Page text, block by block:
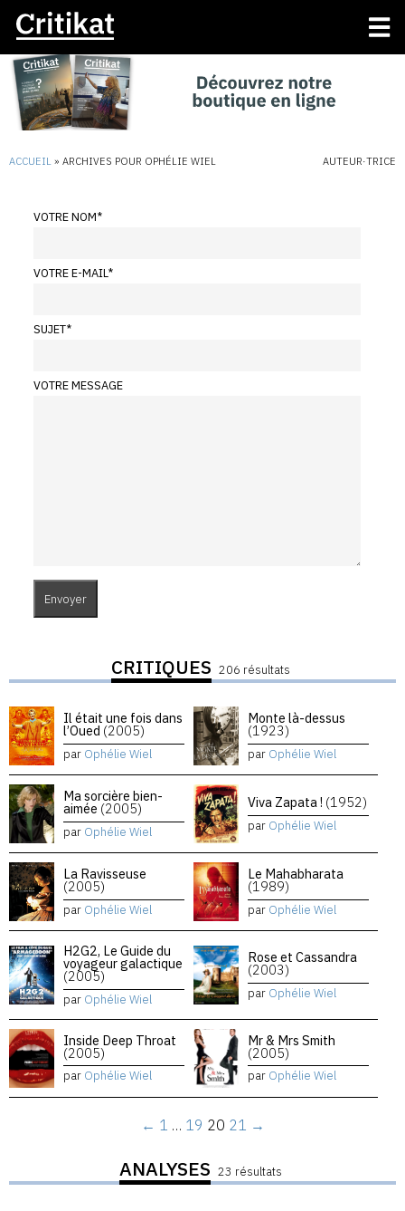
ACCUEIL » ARCHIVES POUR OPHÉLIE WIEL AUTEUR·TRICE
VOTRE NOM*
VOTRE E-MAIL*
SUJET*
VOTRE MESSAGE
CRITIQUES 206 résultats
Il était une fois dans
l’Oued (2005)
par Ophélie Wiel
Monte là-dessus
(1923)
par Ophélie Wiel
Ma sorcière bien-
aimée (2005)
par Ophélie Wiel
Viva Zapata ! (1952)
par Ophélie Wiel
La Ravisseuse
(2005)
par Ophélie Wiel
Le Mahabharata
(1989)
par Ophélie Wiel
H2G2, Le Guide du
voyageur galactique
(2005)
par Ophélie Wiel
Rose et Cassandra
(2003)
par Ophélie Wiel
Inside Deep Throat
(2005)
par Ophélie Wiel
Mr & Mrs Smith
(2005)
par Ophélie Wiel
← 1 … 19 20 21 →
ANALYSES 23 résultats